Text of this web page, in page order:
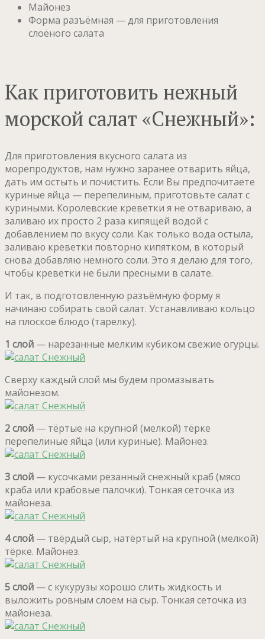
Майонез
Форма разъёмная — для приготовления
слоёного салата
Как приготовить нежный
морской салат «Снежный»:
Для приготовления вкусного салата из
морепродуктов, нам нужно заранее отварить яйца,
дать им остыть и почистить. Если Вы предпочитаете
куриные яйца — перепелиным, приготовьте салат с
куриными. Королевские креветки я не отвариваю, а
заливаю их просто 2 раза кипящей водой с
добавлением по вкусу соли. Как только вода остыла,
заливаю креветки повторно кипятком, в который
снова добавляю немного соли. Это я делаю для того,
чтобы креветки не были пресными в салате.
И так, в подготовленную разъёмную форму я
начинаю собирать свой салат. Устанавливаю кольцо
на плоское блюдо (тарелку).
1 слой — нарезанные мелким кубиком свежие огурцы.
Сверху каждый слой мы будем промазывать
майонезом.
2 слой — тёртые на крупной (мелкой) тёрке
перепелиные яйца (или куриные). Майонез.
3 слой — кусочками резанный снежный краб (мясо
краба или крабовые палочки). Тонкая сеточка из
майонеза.
4 слой — твёрдый сыр, натёртый на крупной (мелкой)
тёрке. Майонез.
5 слой — с кукурузы хорошо слить жидкость и
выложить ровным слоем на сыр. Тонкая сеточка из
майонеза.